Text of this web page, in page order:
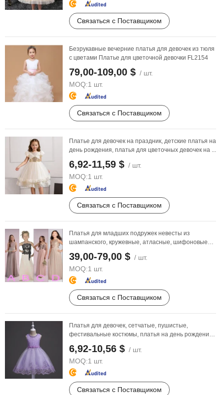
Связаться с Поставщиком
Безрукавные вечерние платья для девочек из тюля
с цветами Платье для цветочной девочки FL2154
79,00-109,00 $ / шт.
MOQ:1 шт.
Связаться с Поставщиком
Платье для девочек на праздник, детские платья на
день рождения, платья для цветочных девочек на ...
6,92-11,59 $ / шт.
MOQ:1 шт.
Связаться с Поставщиком
Платья для младших подружек невесты из
шампанского, кружевные, атласные, шифоновые
39,00-79,00 $ / шт.
MOQ:1 шт.
Связаться с Поставщиком
Платья для девочек, сетчатые, пушистые,
фестивальные костюмы, платья на день рождения,
6,92-10,56 $ / шт.
MOQ:1 шт.
Связаться с Поставщиком